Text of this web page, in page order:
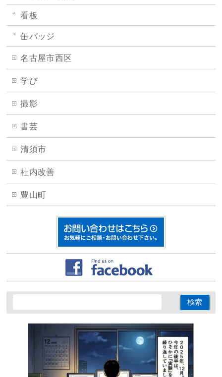
看板
缶バッジ
名古屋市西区
学び
撮影
書芸
清須市
社内改善
豊山町